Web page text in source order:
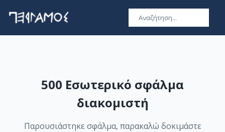
500 Εσωτερικό σφάλμα
διακομιστή
Παρουσιάστηκε σφάλμα, παρακαλώ δοκιμάστε